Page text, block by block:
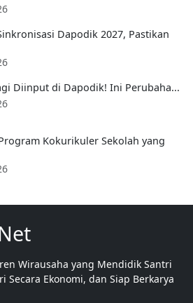
Dapodik 2027, Pastikan
Diinput di Dapodik! Ini Perubaha...
Kokurikuler Sekolah yang
Wirausaha yang Mendidik Santri
Secara Ekonomi, dan Siap Berkarya